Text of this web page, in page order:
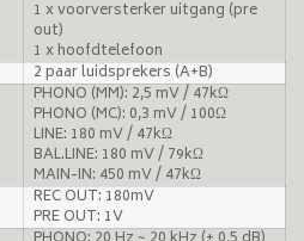
1 x voorversterker uitgang (pre
out)
1 x hoofdtelefoon
2 paar luidsprekers (A+B)
PHONO (MM): 2,5 mV / 47kΩ
PHONO (MC): 0,3 mV / 100Ω
LINE: 180 mV / 47kΩ
BAL.LINE: 180 mV / 79kΩ
MAIN-IN: 450 mV / 47kΩ
REC OUT: 180mV
PRE OUT: 1V